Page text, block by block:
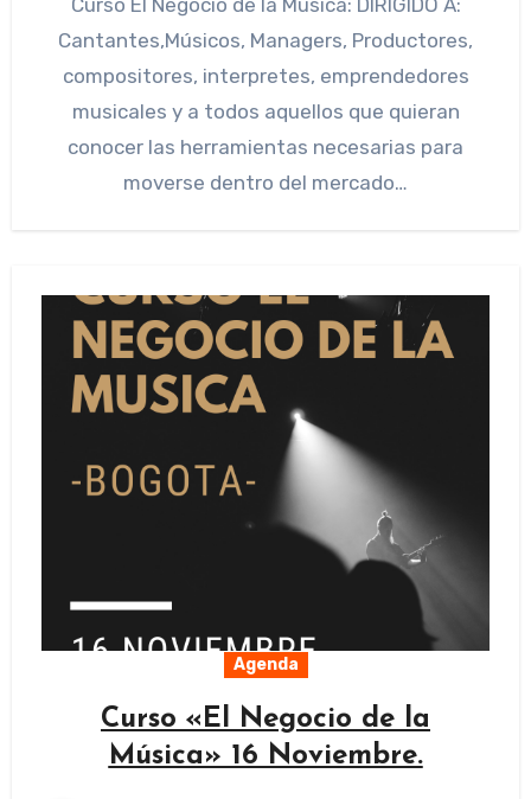
Curso El Negocio de la Música: DIRIGIDO A:
Cantantes,Músicos, Managers, Productores,
compositores, interpretes, emprendedores
musicales y a todos aquellos que quieran
conocer las herramientas necesarias para
moverse dentro del mercado…
Agenda
Curso «El Negocio de la
Música» 16 Noviembre.